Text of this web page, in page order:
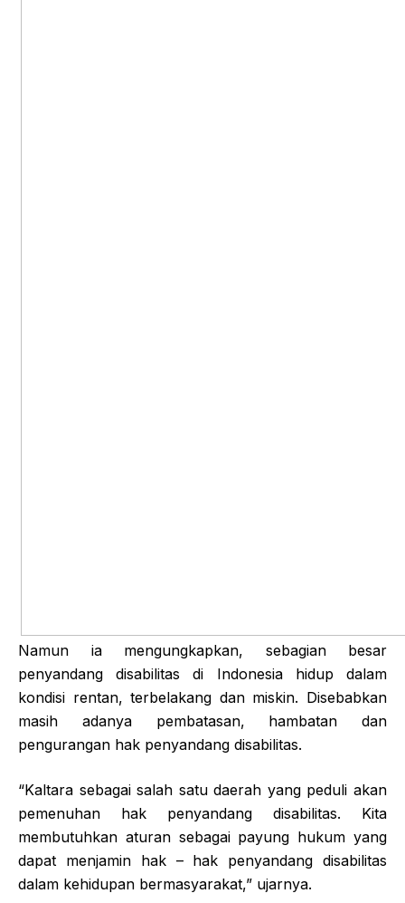
Namun ia mengungkapkan, sebagian besar
penyandang disabilitas di Indonesia hidup dalam
kondisi rentan, terbelakang dan miskin. Disebabkan
masih adanya pembatasan, hambatan dan
pengurangan hak penyandang disabilitas.
“Kaltara sebagai salah satu daerah yang peduli akan
pemenuhan hak penyandang disabilitas. Kita
membutuhkan aturan sebagai payung hukum yang
dapat menjamin hak – hak penyandang disabilitas
dalam kehidupan bermasyarakat,” ujarnya.